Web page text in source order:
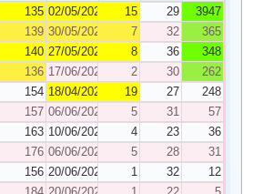
135 02/05/2025 15 29
3947
139 30/05/2025 7 32
365
140 27/05/2025 8 36
348
136 17/06/2025 2 30
262
154 18/04/2025 19 27
248
157 06/06/2025 5 31
57
163 10/06/2025 4 23
36
176 06/06/2025 5 28
31
156 20/06/2025 1 32
12